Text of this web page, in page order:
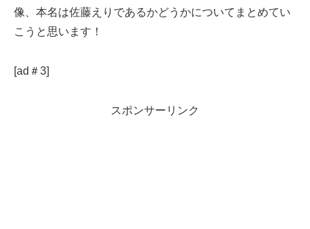
像、本名は佐藤えりであるかどうかについてまとめてい
こうと思います！
[ad＃3]
スポンサーリンク